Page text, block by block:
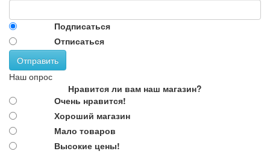
Подписаться
Отписаться
Отправить
Наш опрос
Нравится ли вам наш магазин?
Очень нравится!
Хороший магазин
Мало товаров
Высокие цены!